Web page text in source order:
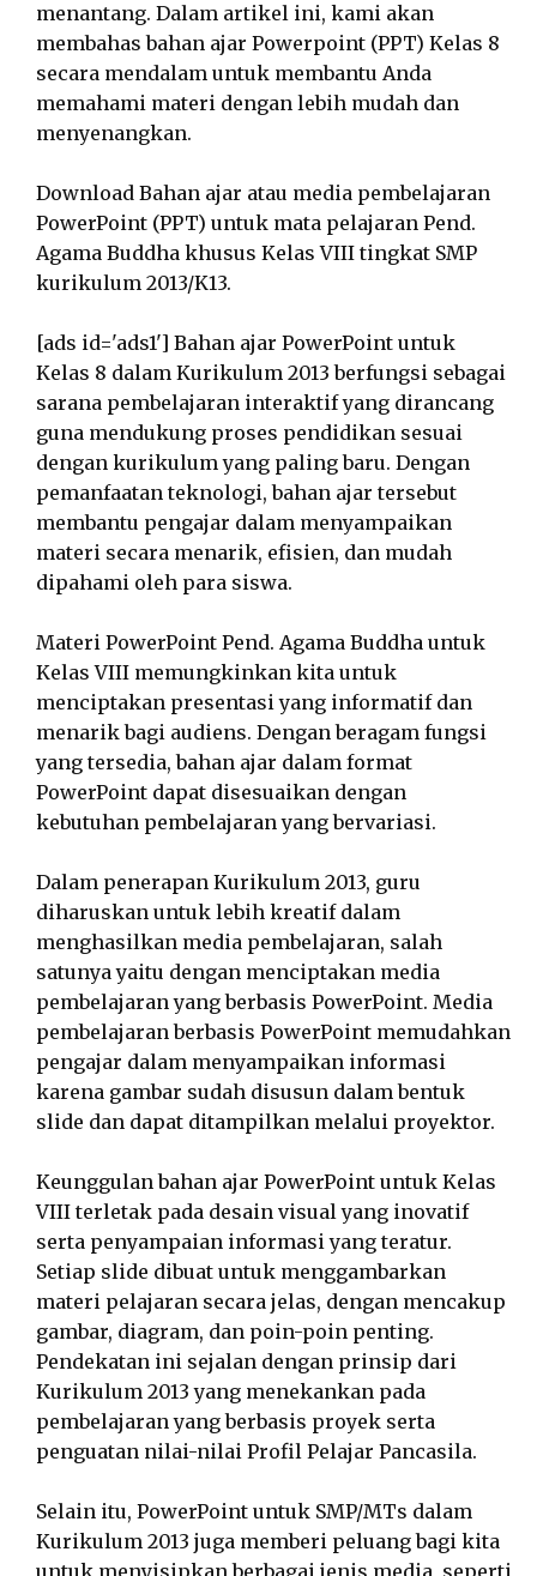
menantang. Dalam artikel ini, kami akan
membahas bahan ajar Powerpoint (PPT) Kelas 8
secara mendalam untuk membantu Anda
memahami materi dengan lebih mudah dan
menyenangkan.
Download Bahan ajar atau media pembelajaran
PowerPoint (PPT) untuk mata pelajaran Pend.
Agama Buddha khusus Kelas VIII tingkat SMP
kurikulum 2013/K13.
[ads id='ads1'] Bahan ajar PowerPoint untuk
Kelas 8 dalam Kurikulum 2013 berfungsi sebagai
sarana pembelajaran interaktif yang dirancang
guna mendukung proses pendidikan sesuai
dengan kurikulum yang paling baru. Dengan
pemanfaatan teknologi, bahan ajar tersebut
membantu pengajar dalam menyampaikan
materi secara menarik, efisien, dan mudah
dipahami oleh para siswa.
Materi PowerPoint Pend. Agama Buddha untuk
Kelas VIII memungkinkan kita untuk
menciptakan presentasi yang informatif dan
menarik bagi audiens. Dengan beragam fungsi
yang tersedia, bahan ajar dalam format
PowerPoint dapat disesuaikan dengan
kebutuhan pembelajaran yang bervariasi.
Dalam penerapan Kurikulum 2013, guru
diharuskan untuk lebih kreatif dalam
menghasilkan media pembelajaran, salah
satunya yaitu dengan menciptakan media
pembelajaran yang berbasis PowerPoint. Media
pembelajaran berbasis PowerPoint memudahkan
pengajar dalam menyampaikan informasi
karena gambar sudah disusun dalam bentuk
slide dan dapat ditampilkan melalui proyektor.
Keunggulan bahan ajar PowerPoint untuk Kelas
VIII terletak pada desain visual yang inovatif
serta penyampaian informasi yang teratur.
Setiap slide dibuat untuk menggambarkan
materi pelajaran secara jelas, dengan mencakup
gambar, diagram, dan poin-poin penting.
Pendekatan ini sejalan dengan prinsip dari
Kurikulum 2013 yang menekankan pada
pembelajaran yang berbasis proyek serta
penguatan nilai-nilai Profil Pelajar Pancasila.
Selain itu, PowerPoint untuk SMP/MTs dalam
Kurikulum 2013 juga memberi peluang bagi kita
untuk menyisipkan berbagai jenis media, seperti